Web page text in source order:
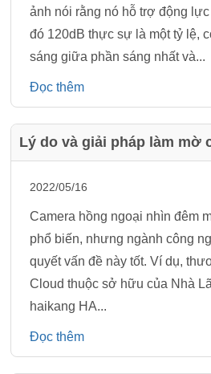
ảnh nói rằng nó hỗ trợ động
đó 120dB thực sự là một tỷ lệ,
sáng giữa phần sáng nhất và...
Đọc thêm
Lý do và giải pháp làm mờ
2022/05/16
Camera hồng ngoại nhìn đêm
phổ biến, nhưng ngành công
quyết vấn đề này tốt. Ví dụ,
Cloud thuộc sở hữu của Nhà
haikang HA...
Đọc thêm